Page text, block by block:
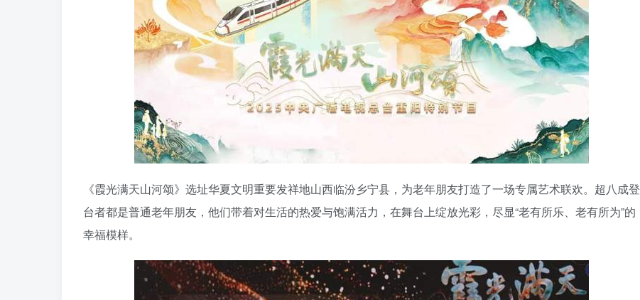
《霞光满天山河颂》选址华夏文明重要发祥地山西临汾乡宁县，为老年朋友打造了一场专属艺术联欢。超八成登
台者都是普通老年朋友，他们带着对生活的热爱与饱满活力，在舞台上绽放光彩，尽显“老有所乐、老有所为”的
幸福模样。